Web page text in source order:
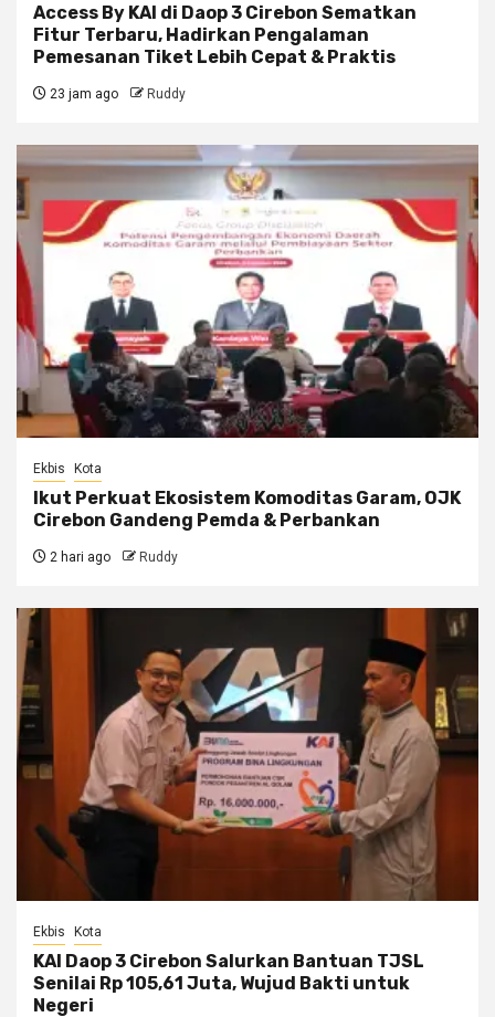
Access By KAI di Daop 3 Cirebon Sematkan
Fitur Terbaru, Hadirkan Pengalaman
Pemesanan Tiket Lebih Cepat & Praktis
23 jam ago Ruddy
Ekbis Kota
Ikut Perkuat Ekosistem Komoditas Garam, OJK
Cirebon Gandeng Pemda & Perbankan
2 hari ago Ruddy
Ekbis Kota
KAI Daop 3 Cirebon Salurkan Bantuan TJSL
Senilai Rp 105,61 Juta, Wujud Bakti untuk
Negeri